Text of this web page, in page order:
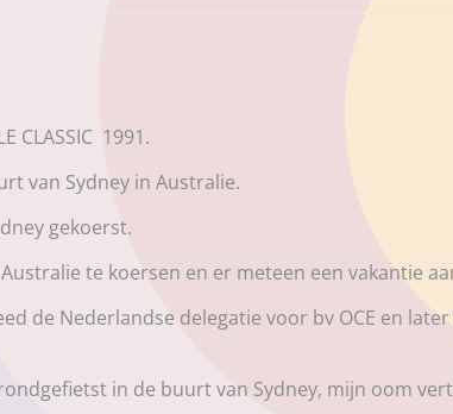
CLASSIC 1991.
van Sydney in Australie.
gekoerst.
te koersen en er meteen een vakantie
Nederlandse delegatie voor bv OCE en later
in de buurt van Sydney, mijn oom